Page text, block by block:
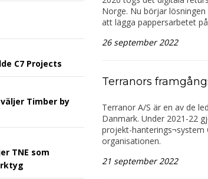
C7 Projects
Timber by
TNE som
Norge. Nu börjar
att lägga pappersarbetet
26 september 2022
Terranors
Terranor A/S är en av de
Danmark. Under 2021-22
projekt-hanterings¬system
organisationen.
21 september 2022